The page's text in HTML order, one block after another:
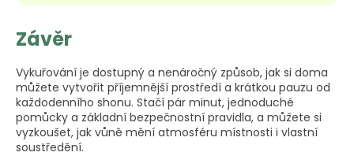
Závěr
Vykuřování je dostupný a nenáročný způsob, jak si doma
můžete vytvořit příjemnější prostředí a krátkou pauzu od
každodenního shonu. Stačí pár minut, jednoduché
pomůcky a základní bezpečnostní pravidla, a můžete si
vyzkoušet, jak vůně mění atmosféru místnosti i vlastní
soustředění.